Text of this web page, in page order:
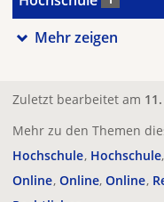
Mehr zeigen
Zuletzt bearbeitet am
Mehr zu den Themen
Hochschule Hochschule
Online Online Online